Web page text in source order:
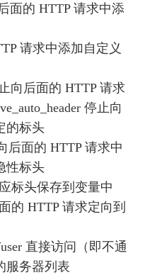
面的 HTTP 请求中添
请求中添加自定义
向后面的 HTTP 请求
停止向
的标头
后面的 HTTP 请求中
性标头
标头保存到变量中
的 HTTP 请求定向到
直接访问（即不通
服务器列表